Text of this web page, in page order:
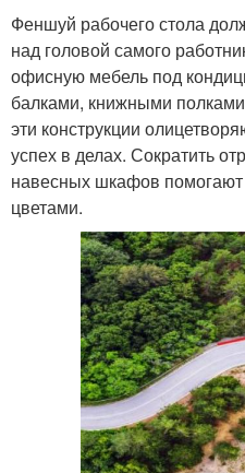
Феншуй рабочего стола
над головой самого
офисную мебель под
балками, книжными
эти конструкции
успех в делах. Сократить
навесных шкафов
цветами.